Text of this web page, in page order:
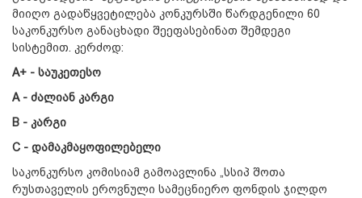
მიიღო გადაწყვეტილება კონკურსში წარდგენილი 60
საკონკურსო განაცხადი შეეფასებინათ შემდეგი
სისტემით. კერძოდ:
A+ - საუკეთესო
A - ძალიან კარგი
B - კარგი
C - დამაკმაყოფილებელი
საკონკურსო კომისიამ გამოავლინა „სსიპ შოთა
რუსთაველის ეროვნული სამეცნიერო ფონდის ჯილდო